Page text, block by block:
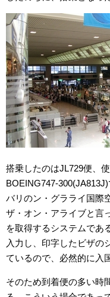
搭乗したのはJL729便、
BOEING747-
バリのン・グラライ国際
ザ・オン・アライブと言
を取得するシステムであ
入力し、印字したビザの
ているので、必然的に入
そのため到着便の多い時